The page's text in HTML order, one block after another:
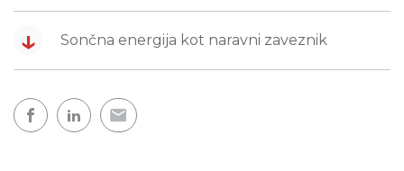
↓ Sončna energija kot naravni zaveznik